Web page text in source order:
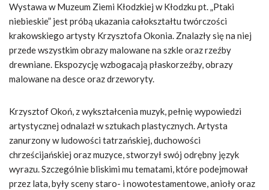
Wystawa w Muzeum Ziemi Kłodzkiej w Kłodzku pt. „Ptaki
niebieskie” jest próbą ukazania całokształtu twórczości
krakowskiego artysty Krzysztofa Okonia. Znalazły się na niej
przede wszystkim obrazy malowane na szkle oraz rzeźby
drewniane. Ekspozycję wzbogacają płaskorzeźby, obrazy
malowane na desce oraz drzeworyty.
Krzysztof Okoń, z wykształcenia muzyk, pełnię wypowiedzi
artystycznej odnalazł w sztukach plastycznych. Artysta
zanurzony w ludowości tatrzańskiej, duchowości
chrześcijańskiej oraz muzyce, stworzył swój odrębny język
wyrazu. Szczególnie bliskimi mu tematami, które podejmował
przez lata, były sceny staro- i nowotestamentowe, anioły oraz